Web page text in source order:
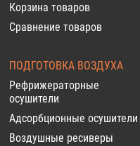
Корзина товаров
Сравнение товаров
ПОДГОТОВКА ВОЗДУХА
Рефрижераторные
осушители
Адсорбционные осушители
Воздушные ресиверы